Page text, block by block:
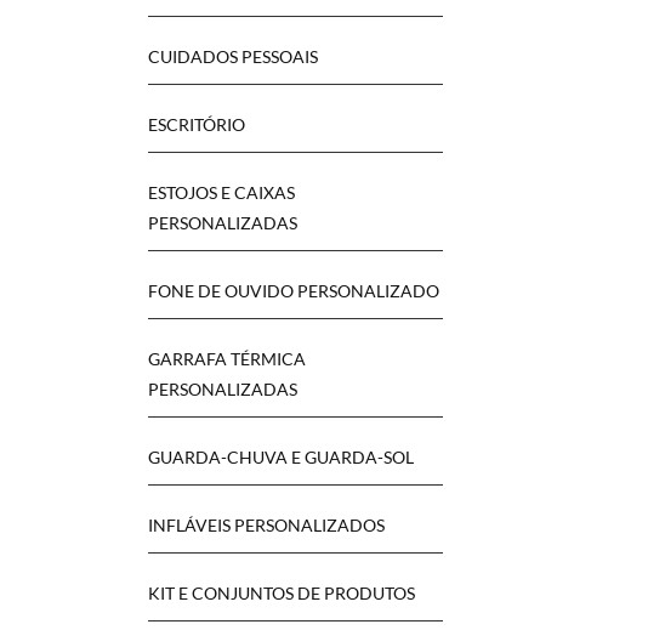
CUIDADOS PESSOAIS
ESCRITÓRIO
ESTOJOS E CAIXAS
PERSONALIZADAS
FONE DE OUVIDO PERSONALIZADO
GARRAFA TÉRMICA
PERSONALIZADAS
GUARDA-CHUVA E GUARDA-SOL
INFLÁVEIS PERSONALIZADOS
KIT E CONJUNTOS DE PRODUTOS